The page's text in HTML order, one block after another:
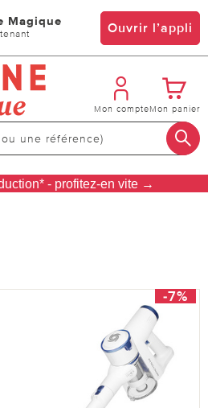
Magique Ouvrir l’appli
Mon compteMon panier
- profitez-en vite →
-7%